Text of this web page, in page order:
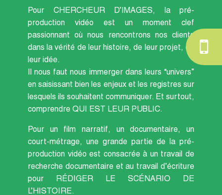
Pour CHERCHEUR D’IMAGES, la pré-
production vidéo est un moment clef
passionnant où nous rencontrons nos clients
dans la vérité de leur histoire, de leur projet, de
leur idée.
Il nous faut nous immerger dans leurs “univers”
en saisissant bien les enjeux et les registres sur
lesquels ils souhaitent communiquer. Et surtout,
comprendre QUI EST LEUR PUBLIC.
Pour un film narratif, un documentaire, un
court-métrage, une grande partie de la pré-
production vidéo est consacrée à un travail de
recherche documentaire et au travail d’écriture
pour RÉDIGER LE SCÉNARIO DE
L’HISTOIRE.